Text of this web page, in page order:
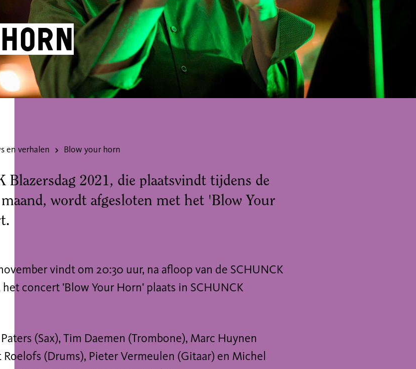
en verhalen Blow your horn
Blazersdag 2021, die plaatsvindt tijdens de
wordt afgesloten met het 'Blow Your
vindt om 20:30 uur, na afloop van de SCHUNCK
het concert 'Blow Your Horn' plaats in SCHUNCK
(Sax), Tim Daemen (Trombone), Marc Huynen
Roelofs (Drums), Pieter Vermeulen (Gitaar) en Michel